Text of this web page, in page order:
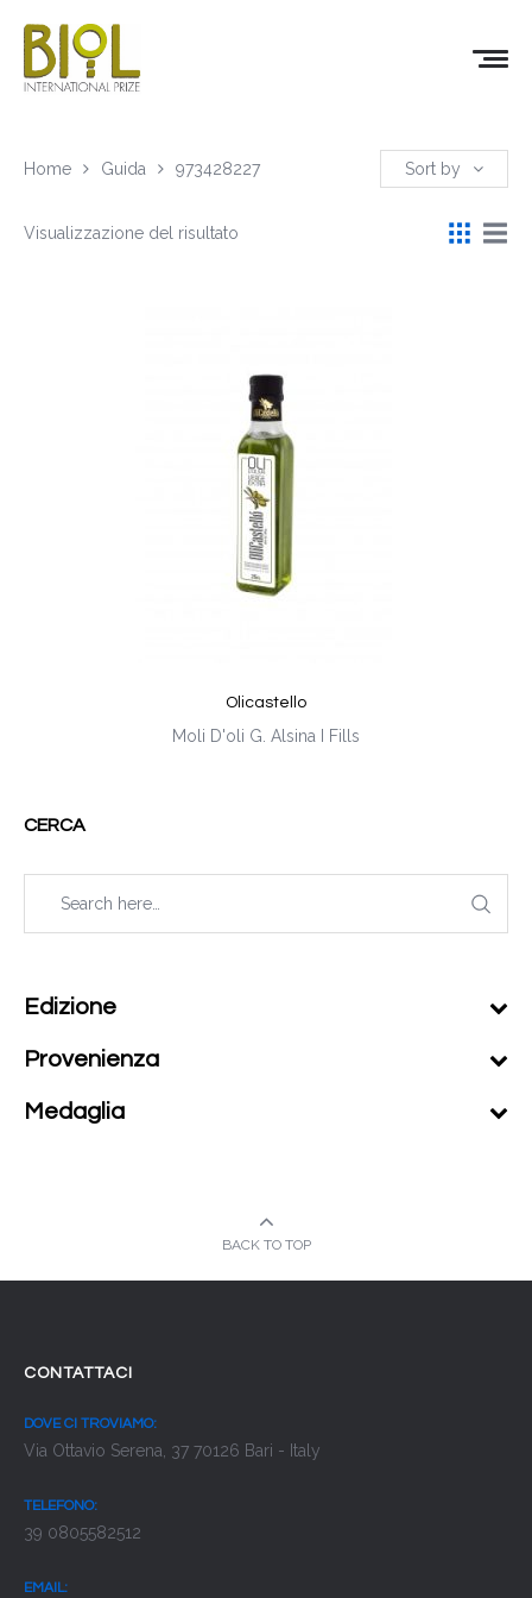
Home Guida 973428227 Sort by
Visualizzazione del risultato
Olicastello
Moli D'oli G. Alsina I Fills
CERCA
Edizione
Provenienza
Medaglia
BACK TO TOP
CONTATTACI
DOVE CI TROVIAMO:
Via Ottavio Serena, 37 70126 Bari - Italy
TELEFONO:
39 0805582512
EMAIL: